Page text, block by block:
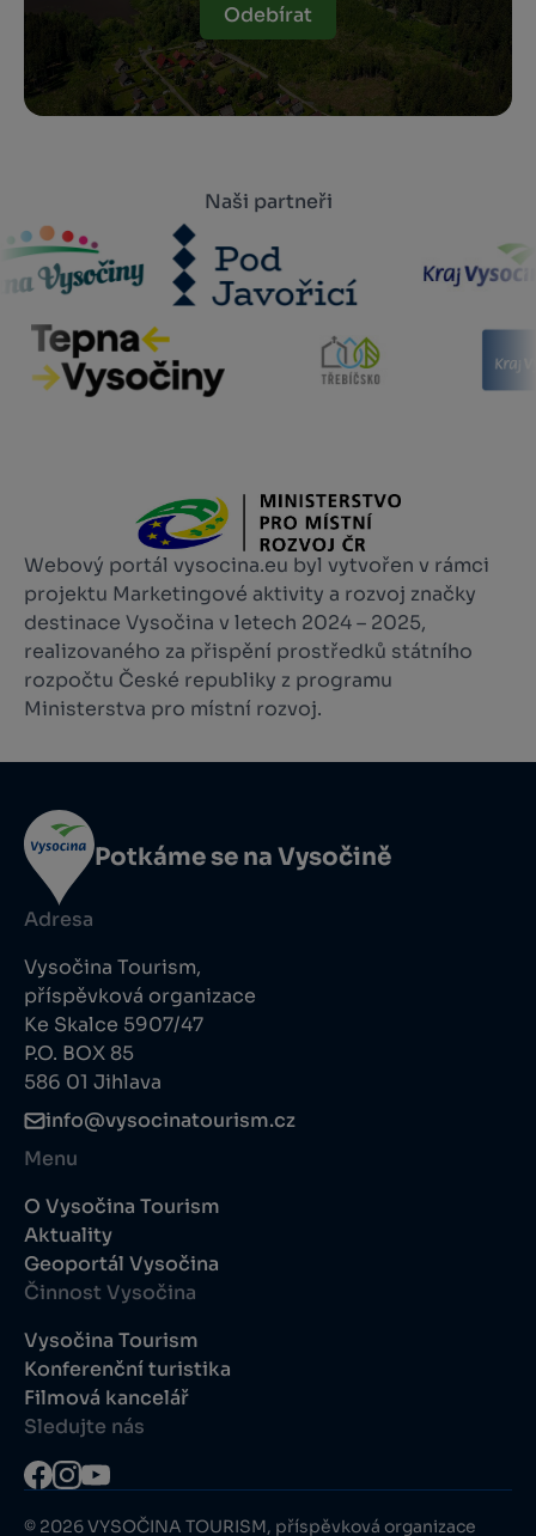
Odebírat
Naši partneři
Webový portál vysocina.eu byl vytvořen v rámci
projektu Marketingové aktivity a rozvoj značky
destinace Vysočina v letech 2024 – 2025,
realizovaného za přispění prostředků státního
rozpočtu České republiky z programu
Ministerstva pro místní rozvoj.
Potkáme se na Vysočině
Adresa
Vysočina Tourism,
příspěvková organizace
Ke Skalce 5907/47
P.O. BOX 85
586 01 Jihlava
info@vysocinatourism.cz
Menu
O Vysočina Tourism
Aktuality
Geoportál Vysočina
Činnost Vysočina
Vysočina Tourism
Konferenční turistika
Filmová kancelář
Sledujte nás
© 2026 VYSOČINA TOURISM, příspěvková organizace